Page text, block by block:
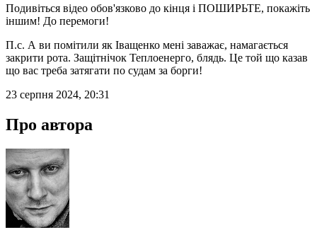
Подивіться відео обов'язково до кінця і ПОШИРЬТЕ, покажіть
іншим! До перемоги!
П.с. А ви помітили як Іващенко мені заважає, намагається
закрити рота. Защітнічок Теплоенерго, блядь. Це той що казав
що вас треба затягати по судам за борги!
23 серпня 2024, 20:31
Про автора